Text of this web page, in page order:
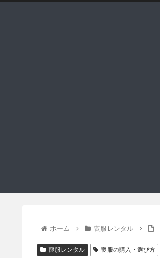
ホーム 喪服レンタル
喪服レンタル 喪服の購入・選び方